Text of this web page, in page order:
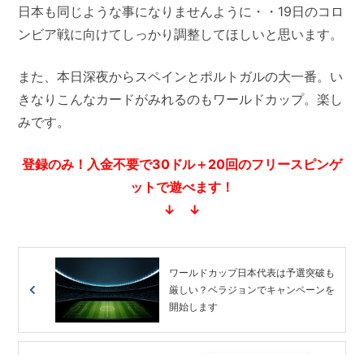
日本も同じような事になりませんように・・19日のコロ
ンビア戦に向けてしっかり調整してほしいと思います。
また、本日深夜からスペインとポルトガルの大一番。い
きなりこんなカードがみれるのもワールドカップ。楽し
みです。
登録のみ！入金不要で30ドル＋20回のフリースピンゲ
ットで遊べます！
↓ ↓
ワールドカップ日本代表は予選突破も
厳しい？ベラジョンでキャンペーンを
開始します